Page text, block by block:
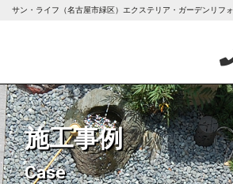
サン・ライフ（名古屋市緑区）エクステリア・ガーデンリフ
施工事例
Case